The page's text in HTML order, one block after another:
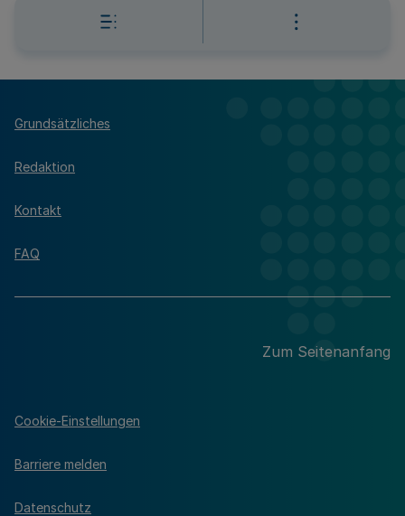
Grundsätzliches
Redaktion
Kontakt
FAQ
Zum Seitenanfang
Cookie-Einstellungen
Barriere melden
Datenschutz